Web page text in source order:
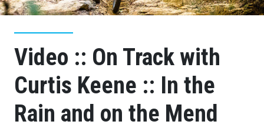
Video :: On Track with
Curtis Keene :: In the
Rain and on the Mend